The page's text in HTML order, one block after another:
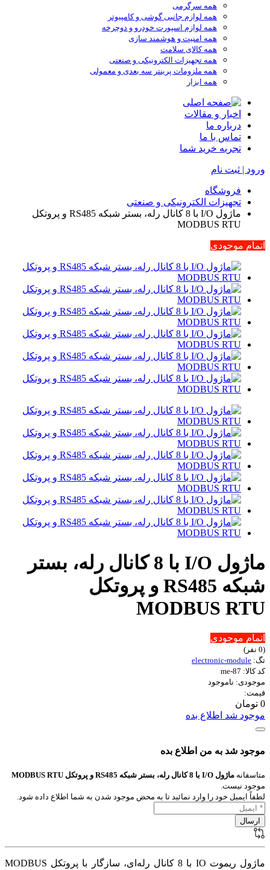
همه سرگرمی
همه لوازم جانبی گوشی و کامپیوتر
همه لوازم اسپورت خودرو و دوچرخه
همه امنیت و هوشمند سازی
همه کالای سلامت
همه تجهیزات الکترونیکی و صنعتی
همه ملزومات پرینتر سه بعدی و معمولی
همه ابزار
اخبار و مقالات
درباره ما
تماس با ما
تجربه خرید شما
ورود | ثبت نام
فروشگاه
تجهیزات الکترونیکی و صنعتی
ماژول I/O با 8 کانال رله، بستر شبکه RS485 و پروتکل
MODBUS RTU
اتمام موجودی
ماژول I/O با 8 کانال رله، بستر
شبکه RS485 و پروتکل
MODBUS RTU
اتمام موجودی
(0 نفر)
تگ: electronic-module
کد کالا: me-87
موجودی: ناموجود
قیمت:
0 تومان
موجود شد اطلاع بده
موجود شد به من اطلاع بده
متاسفانه ماژول I/O با 8 کانال رله، بستر شبکه RS485 و پروتکل MODBUS RTU
موجود نیست.
لطفاً ایمیل خود را وارد نمائید تا به محض موجود شدن به شما اطلاع داده شود.
ماژول ریموت IO با 8 کانال رله‌ای، سازگار با پروتکل MODBUS